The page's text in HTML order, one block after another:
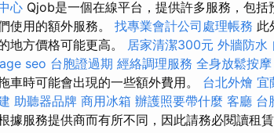
心 Qjob是一個在線平台，提供許多服務，包
使用的額外服務。 找專業會計公司處理帳務 此
地方價格可能更高。 居家清潔300元 外牆防水
seo 台胞證過期 經絡調理服務 全身放鬆按摩
車時可能會出現的一些額外費用。 台北外燴 宜
助聽器品牌 商用冰箱 辦護照要帶什麼 客廳 台
據服務提供商而有所不同，因此請務必閱讀租